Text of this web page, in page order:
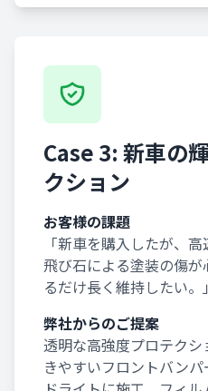
Case 3: 新車の
クション
お客様の課題
「新車を購入したが、
飛び石による塗装の傷
るだけ長く維持したい。」
弊社からのご提案
透明な高強度プロテク
きやすいフロントバン